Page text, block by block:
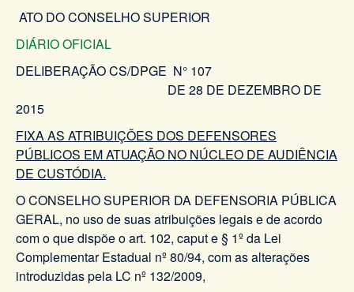
ATO DO CONSELHO SUPERIOR
DIÁRIO OFICIAL
DELIBERAÇÃO CS/DPGE N° 107
DE 28 DE DEZEMBRO DE
2015
FIXA AS ATRIBUIÇÕES DOS DEFENSORES
PÚBLICOS EM ATUAÇÃO NO NÚCLEO DE AUDIÊNCIA
DE CUSTÓDIA.
O CONSELHO SUPERIOR DA DEFENSORIA PÚBLICA
GERAL, no uso de suas atribuições legais e de acordo
com o que dispõe o art. 102, caput e § 1º da Lei
Complementar Estadual nº 80/94, com as alterações
introduzidas pela LC nº 132/2009,